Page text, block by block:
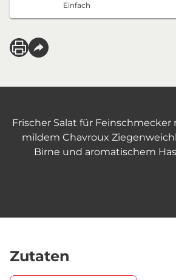
Einfach
Frischer Salat für
mildem Chavroux
Birne und aromatischem
Zutaten